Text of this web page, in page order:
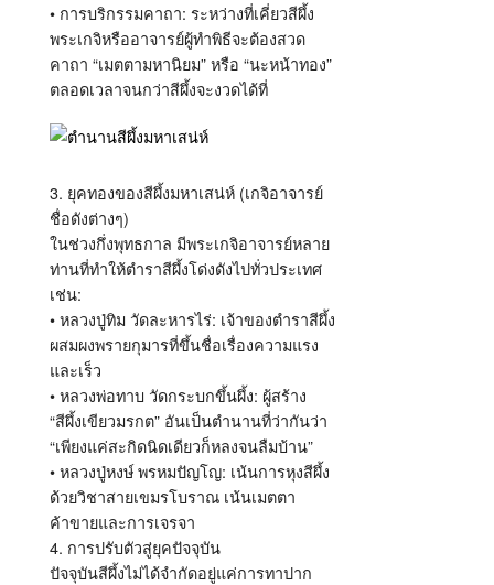
• การบริกรรมคาถา: ระหว่างที่เคี่ยวสีผึ้ง
พระเกจิหรืออาจารย์ผู้ทำพิธีจะต้องสวด
คาถา “เมตตามหานิยม” หรือ “นะหน้าทอง”
ตลอดเวลาจนกว่าสีผึ้งจะงวดได้ที่
3. ยุคทองของสีผึ้งมหาเสน่ห์ (เกจิอาจารย์
ชื่อดังต่างๆ)
ในช่วงกึ่งพุทธกาล มีพระเกจิอาจารย์หลาย
ท่านที่ทำให้ตำราสีผึ้งโด่งดังไปทั่วประเทศ
เช่น:
• หลวงปู่ทิม วัดละหารไร่: เจ้าของตำราสีผึ้ง
ผสมผงพรายกุมารที่ขึ้นชื่อเรื่องความแรง
และเร็ว
• หลวงพ่อทาบ วัดกระบกขึ้นผึ้ง: ผู้สร้าง
“สีผึ้งเขียวมรกต” อันเป็นตำนานที่ว่ากันว่า
“เพียงแค่สะกิดนิดเดียวก็หลงจนลืมบ้าน”
• หลวงปู่หงษ์ พรหมปัญโญ: เน้นการหุงสีผึ้ง
ด้วยวิชาสายเขมรโบราณ เน้นเมตตา
ค้าขายและการเจรจา
4. การปรับตัวสู่ยุคปัจจุบัน
ปัจจุบันสีผึ้งไม่ได้จำกัดอยู่แค่การทาปาก